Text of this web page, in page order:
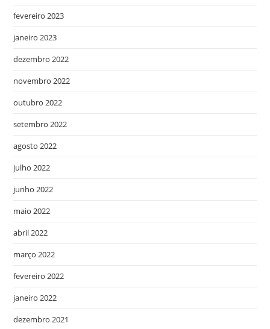
fevereiro 2023
janeiro 2023
dezembro 2022
novembro 2022
outubro 2022
setembro 2022
agosto 2022
julho 2022
junho 2022
maio 2022
abril 2022
março 2022
fevereiro 2022
janeiro 2022
dezembro 2021